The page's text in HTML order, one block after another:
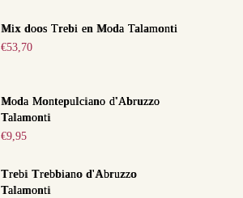
Mix doos Trebi en Moda Talamonti
€53,70
Moda Montepulciano d'Abruzzo
Talamonti
€9,95
Trebi Trebbiano d'Abruzzo
Talamonti